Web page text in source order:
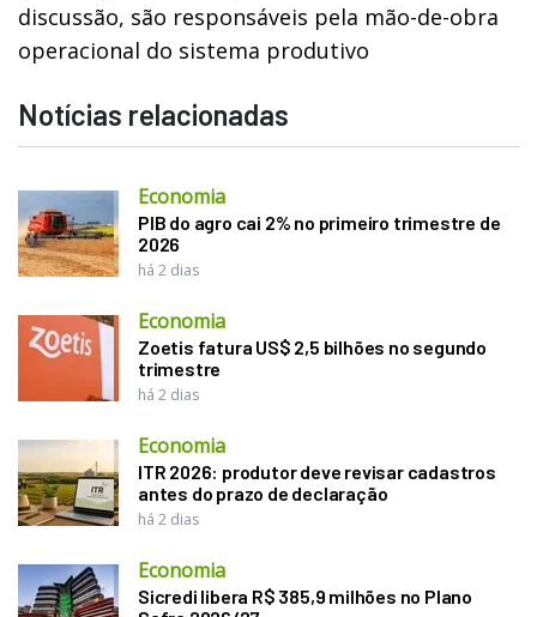
discussão, são responsáveis pela mão-de-obra
operacional do sistema produtivo
Notícias relacionadas
Economia
PIB do agro cai 2% no primeiro trimestre de
2026
há 2 dias
Economia
Zoetis fatura US$ 2,5 bilhões no segundo
trimestre
há 2 dias
Economia
ITR 2026: produtor deve revisar cadastros
antes do prazo de declaração
há 2 dias
Economia
Sicredi libera R$ 385,9 milhões no Plano